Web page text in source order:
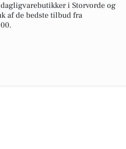
i Storvorde og
af de bedste tilbud fra